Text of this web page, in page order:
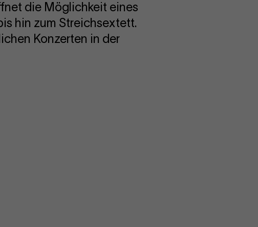
die Möglichkeit eines
hin zum Streichsextett.
Konzerten in der